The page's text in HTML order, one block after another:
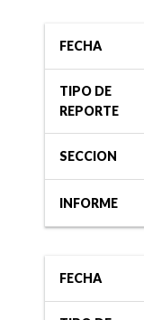
Informe
FIX
XI a
Banco
Aires
FECHA
TIPO DE
REPORTE
SECCION
INFORME
FECHA